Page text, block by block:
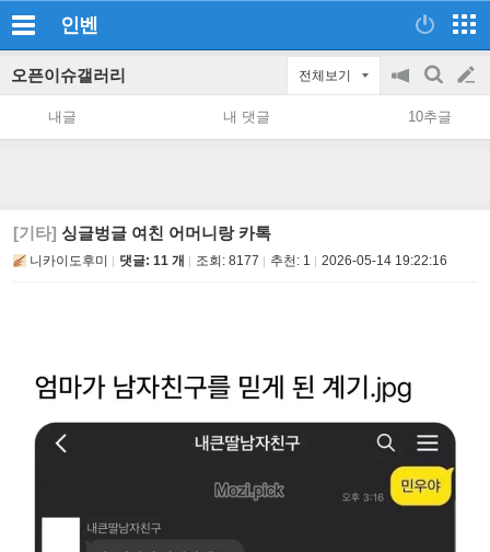
인벤
오픈이슈갤러리 전체보기
공
지
on/off
검
색
글
쓰
내글 내 댓글 10추글
[기타] 싱글벙글 여친 어머니랑 카톡
니카이도후미 댓글: 11 개 조회: 8177 추천: 1 2026-05-14 19:22:16